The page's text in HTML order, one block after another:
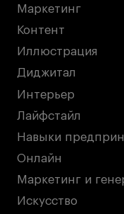
Маркетинг
Контент
Иллюстрация
Диджитал
Интерьер
Лайфстайл
Навыки
Онлайн
Маркетинг и
Искусство